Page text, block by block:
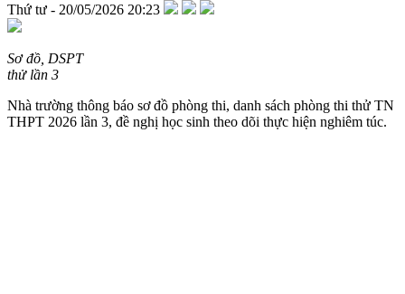
Thứ tư - 20/05/2026 20:23
Sơ đồ, DSPT
thử lần 3
Nhà trường thông báo sơ đồ phòng thi, danh sách phòng thi thử TN
THPT 2026 lần 3, đề nghị học sinh theo dõi thực hiện nghiêm túc.